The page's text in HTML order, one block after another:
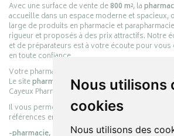
Nous utilisons
cookies
Nous utilisons des
Avec une surface de vente de800 m², la
accueille dans un espace moderne et spacieux,
large de produits en pharmacie et
rigueur et proposés à des prix attractifs. Notre
et de préparateurs est à votre écoute pour
en toute confiance.
Votre pharmacie en ligne :
Le sitepharmacie-cayeux.frest le prolongement
Cayeux Pharmabest Berck-sur-Mer – Rang-du-
Il vous permet de réaliser vos achats en ligne
références en :